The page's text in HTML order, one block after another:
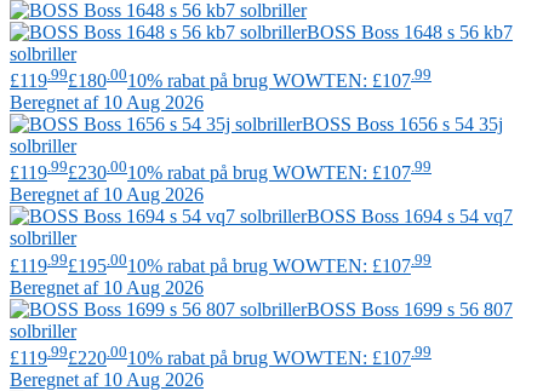
BOSS Boss 1648 s 56 kb7
solbriller
£119 .99£180 .0010% rabat på brug WOWTEN: £107 .99
Beregnet af 10 Aug 2026
BOSS Boss 1656 s 54 35j
solbriller
£119 .99£230 .0010% rabat på brug WOWTEN: £107 .99
Beregnet af 10 Aug 2026
BOSS Boss 1694 s 54 vq7
solbriller
£119 .99£195 .0010% rabat på brug WOWTEN: £107 .99
Beregnet af 10 Aug 2026
BOSS Boss 1699 s 56 807
solbriller
£119 .99£220 .0010% rabat på brug WOWTEN: £107 .99
Beregnet af 10 Aug 2026